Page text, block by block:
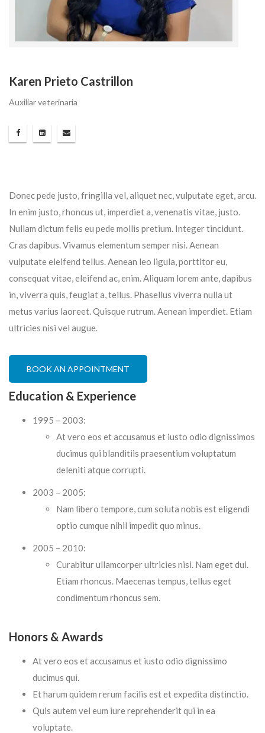
Karen Prieto Castrillon
Auxiliar veterinaria
Donec pede justo, fringilla vel, aliquet nec, vulputate eget, arcu.
In enim justo, rhoncus ut, imperdiet a, venenatis vitae, justo.
Nullam dictum felis eu pede mollis pretium. Integer tincidunt.
Cras dapibus. Vivamus elementum semper nisi. Aenean
vulputate eleifend tellus. Aenean leo ligula, porttitor eu,
consequat vitae, eleifend ac, enim. Aliquam lorem ante, dapibus
in, viverra quis, feugiat a, tellus. Phasellus viverra nulla ut
metus varius laoreet. Quisque rutrum. Aenean imperdiet. Etiam
ultricies nisi vel augue.
BOOK AN APPOINTMENT
Education & Experience
1995 – 2003:
At vero eos et accusamus et iusto odio dignissimos
ducimus qui blanditiis praesentium voluptatum
deleniti atque corrupti.
2003 – 2005:
Nam libero tempore, cum soluta nobis est eligendi
optio cumque nihil impedit quo minus.
2005 – 2010:
Curabitur ullamcorper ultricies nisi. Nam eget dui.
Etiam rhoncus. Maecenas tempus, tellus eget
condimentum rhoncus sem.
Honors & Awards
At vero eos et accusamus et iusto odio dignissimo
ducimus qui.
Et harum quidem rerum facilis est et expedita distinctio.
Quis autem vel eum iure reprehenderit qui in ea
voluptate.